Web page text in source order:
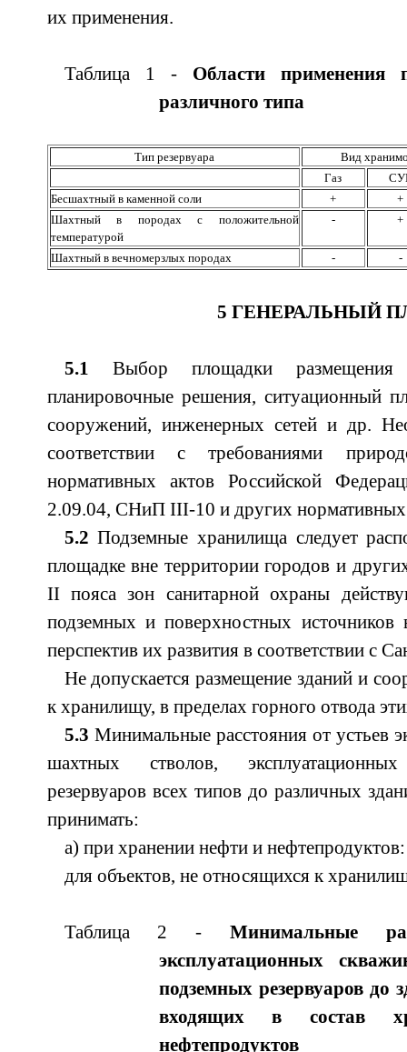
их применения.
Таблица 1 - Области применения
различного типа
Тип резервуара
Вид
Газ
Бесшахтный в каменной соли
+
+
Шахтный в породах с положительной
температурой
- +
Шахтный в вечномерзлых породах - -
5 ГЕНЕРАЛЬНЫЙ
5.1
Выбор площадки размещения
планировочные решения, ситуационный
сооружений, инженерных сетей и др.
соответствии с требованиями
нормативных актов Российской
2.09.04, СНиП III-10 и других нормативных
5.2 Подземные хранилища следует
площадке вне территории городов и
II пояса зон санитарной охраны
подземных и поверхностных источников
перспектив их развития в соответствии с
Не допускается размещение зданий и
к хранилищу, в пределах горного отвода
5.3 Минимальные расстояния от устьев
шахтных стволов,
резервуаров всех типов до различных
принимать:
а) при хранении нефти и нефтепродуктов:
для объектов, не относящихся к
Таблица 2 - Минимальные
эксплуатационных
подземных резервуаров до
входящих в состав
нефтепродуктов